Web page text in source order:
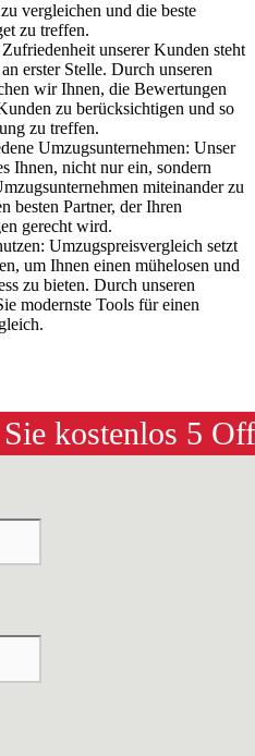
vergleichen und die beste
zu treffen.
unserer Kunden steht
erster Stelle. Durch unseren
wir Ihnen, die Bewertungen
zu berücksichtigen und so
zu treffen.
Umzugsunternehmen: Unser
Ihnen, nicht nur ein, sondern
miteinander zu
besten Partner, der Ihren
gerecht wird.
Umzugspreisvergleich setzt
um Ihnen einen mühelosen und
zu bieten. Durch unseren
modernste Tools für einen
kostenlos 5